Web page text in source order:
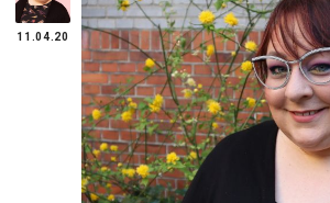
11.04.20